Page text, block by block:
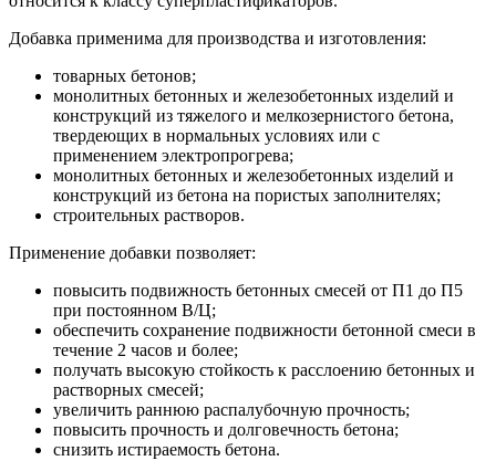
Добавка применима для производства и изготовления:
товарных бетонов;
монолитных бетонных и железобетонных изделий и
конструкций из тяжелого и мелкозернистого бетона,
твердеющих в нормальных условиях или с
применением электропрогрева;
монолитных бетонных и железобетонных изделий и
конструкций из бетона на пористых заполнителях;
строительных растворов.
Применение добавки позволяет:
повысить подвижность бетонных смесей от П1 до П5
при постоянном В/Ц;
обеспечить сохранение подвижности бетонной смеси в
течение 2 часов и более;
получать высокую стойкость к расслоению бетонных и
растворных смесей;
увеличить раннюю распалубочную прочность;
повысить прочность и долговечность бетона;
снизить истираемость бетона.